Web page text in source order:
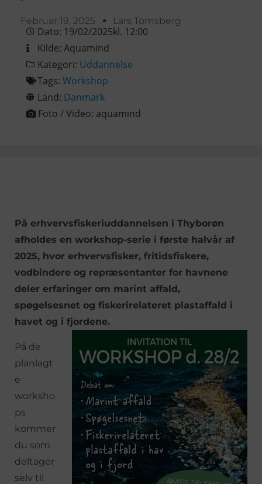
Februar 19, 2025 Lars Tornsberg
Dato: 19/02/2025kl. 12:00
Kilde: Aquamind
Kategori: Uddannelse
Tags: Workshop
Land: Danmark
Foto / Video: aquamind
På erhvervsfiskeriuddannelsen i Thyborøn
afholdes en workshop-serie i første halvår af
2025, hvor erhvervsfisker, fritidsfiskere,
vodbindere og repræsentanter for havnene
deler erfaringer om marint affald,
spøgelsesnet og fiskerirelateret plastaffald i
havet og i fjordene.
På de
planlagt
e
worksho
ps
kommer
du som
deltager
selv til